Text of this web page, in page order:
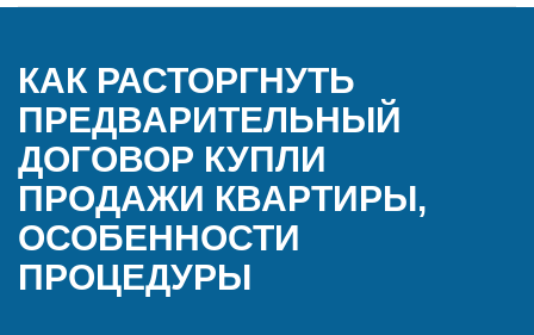
КАК РАСТОРГНУТЬ
ПРЕДВАРИТЕЛЬНЫЙ
ДОГОВОР КУПЛИ
ПРОДАЖИ КВАРТИРЫ,
ОСОБЕННОСТИ
ПРОЦЕДУРЫ